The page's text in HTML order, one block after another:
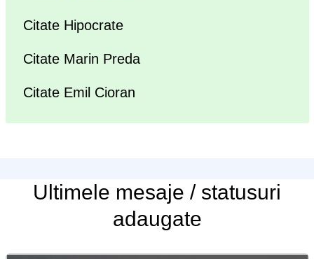
Citate Hipocrate
Citate Marin Preda
Citate Emil Cioran
Ultimele mesaje / statusuri
adaugate